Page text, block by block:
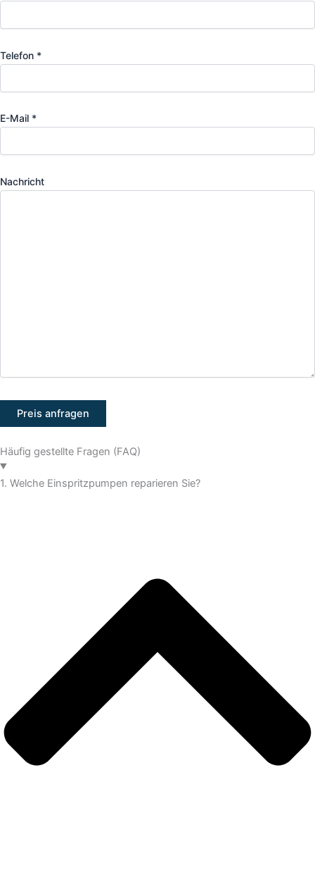
Telefon *
E-Mail *
Nachricht
Häufig gestellte Fragen (FAQ)
1. Welche Einspritzpumpen reparieren Sie?